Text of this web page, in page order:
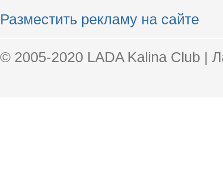
Разместить рекламу на сайте
© 2005-2020 LADA Kalina Club |